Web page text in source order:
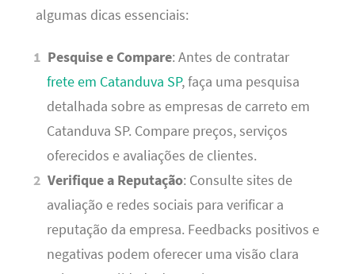
algumas dicas essenciais:
Pesquise e Compare: Antes de contratar
frete em Catanduva SP, faça uma pesquisa
detalhada sobre as empresas de carreto em
Catanduva SP. Compare preços, serviços
oferecidos e avaliações de clientes.
Verifique a Reputação: Consulte sites de
avaliação e redes sociais para verificar a
reputação da empresa. Feedbacks positivos e
negativas podem oferecer uma visão clara